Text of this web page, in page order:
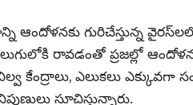
ఆందోళనకు గురిచేస్తున్న
రావడంతో ప్రజల్లో
కేంద్రాలు, ఎలుకలు ఎక్కువగా
సూచిస్తున్నారు.